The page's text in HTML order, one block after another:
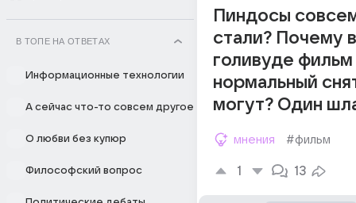
В ТОПЕ НА ОТВЕТАХ
Информационные технологии
А сейчас что-то совсем другое
О любви без купюр
Философский вопрос
Пиндосы
стали? Почему в
голивуде фильм
нормальный
могут? Один
мнения #фильм
1 13